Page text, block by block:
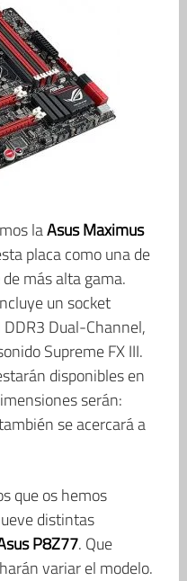
laAsusMaximus
placa como una de
de más alta gama.
un socket
Dual-Channel,
Supreme FX III.
disponibles en
serán:
se acercará a
que os hemos
distintas
P8Z77. Que
variar el modelo.